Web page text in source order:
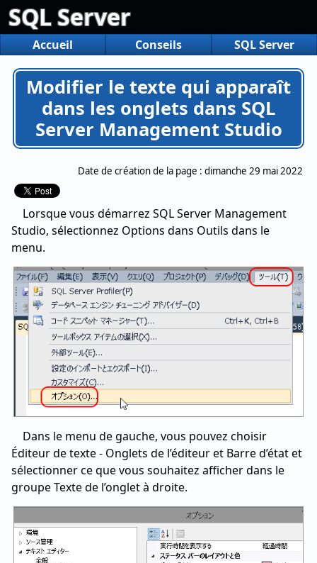
SQL Server
Accueil Conseils SQL Server
Modifier le texte qui apparaît
dans les onglets dans SQL
Server Management Studio
Date de création de la page : dimanche 29 mai 2022
Lorsque vous démarrez SQL Server Management
Studio, sélectionnez Options dans Outils dans le
menu.
Dans le menu de gauche, vous pouvez choisir
Éditeur de texte - Onglets de l’éditeur et Barre d’état et
sélectionner ce que vous souhaitez afficher dans le
groupe Texte de l’onglet à droite.